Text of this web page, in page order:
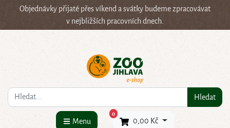
Objednávky přijaté přes víkend a svátky budeme zpracovávat
v nejbližších pracovních dnech.
Co hledáte? Hledat
Menu
0×
0,00 Kč